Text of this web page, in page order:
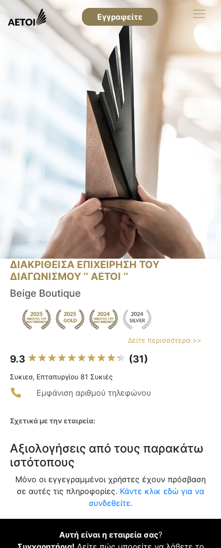
Εγγραφείτε
ΔΙΑΚΡΙΘΕΙΣΑ ΕΠΙΧΕΙΡΗΣΗ ΤΟΥ
ΔΙΑΓΩΝΙΣΜΟΥ ‘’ ΑΕΤΟΙ ‘’
Beige Boutique
Δείτε περισσότερα >>
9.3 (31)
Συκιεσ, Επταπυργίου 81 Συκιές
Εμφάνιση αριθμού τηλεφώνου
Σχετικά με την εταιρεία:
Αξιολογήσεις από τους παρακάτω
ιστότοπους
Μόνο οι εγγεγραμμένοι χρήστες έχουν πρόσβαση
σε αυτές τις πληροφορίες. Κάντε κλικ εδώ για να
συνδεθείτε.
Αυτή είναι η εταιρεία σας?